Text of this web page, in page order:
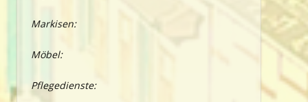
Markisen:
Möbel:
Pflegedienste: